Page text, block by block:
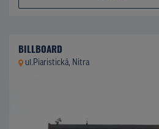
BILLBOARD
ul.Piaristická, Nitra